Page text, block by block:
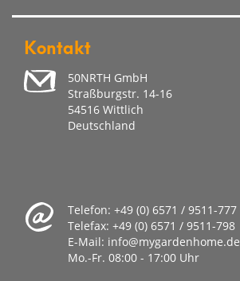
Kontakt
50NRTH GmbH
Straßburgstr. 14-16
54516 Wittlich
Deutschland
Telefon: +49 (0) 6571 / 9511-777
Telefax: +49 (0) 6571 / 9511-798
E-Mail: info@mygardenhome.de
Mo.-Fr. 08:00 - 17:00 Uhr